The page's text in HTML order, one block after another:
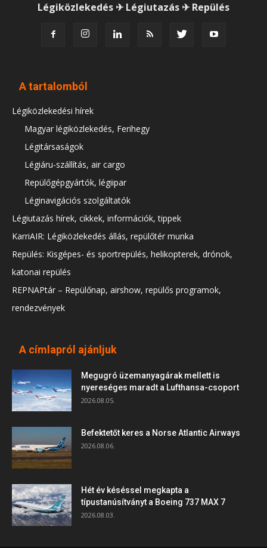
Légiközlekedés ✈ Légiutazás ✈ Repülés
A tartalomból
Légiközlekedési hírek
Magyar légiközlekedés, Ferihegy
Légitársaságok
Légiáru-szállítás, air cargo
Repülőgépgyártók, légiipar
Léginavigációs szolgáltatók
Légiutazás hírek, cikkek, információk, tippek
KarriAIR: Légiközlekedés állás, repülőtér munka
Repülés: Kisgépes- és sportrepülés, helikopterek, drónok,
katonai repülés
REPNAPtár – Repülőnap, airshow, repülős programok,
rendezvények
A címlapról ajánljuk
Megugró üzemanyagárak mellett is
nyereséges maradt a Lufthansa-csoport
2026.08.05.
Befektetőt keres a Norse Atlantic Airways
2026.08.06.
Hét év késéssel megkapta a
típustanúsítványt a Boeing 737 MAX 7
2026.08.03.